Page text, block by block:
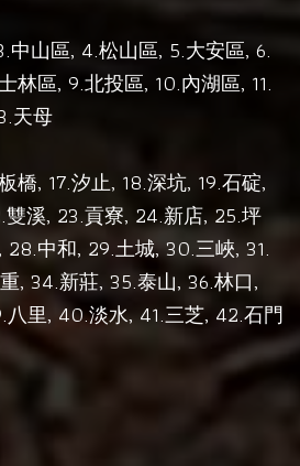
中山區, 4.松山區, 5.大安區, 6.
林區, 9.北投區, 10.內湖區, 11.
天母
橋, 17.汐止, 18.深坑, 19.石碇,
雙溪, 23.貢寮, 24.新店, 25.坪
28.中和, 29.土城, 30.三峽, 31.
, 34.新莊, 35.泰山, 36.林口,
八里, 40.淡水, 41.三芝, 42.石門